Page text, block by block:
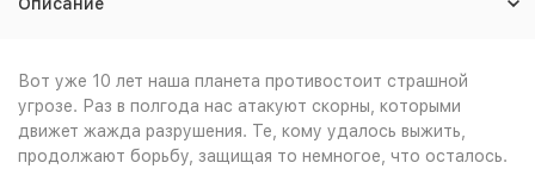
Вот уже 10 лет наша планета противостоит страшной
угрозе. Раз в полгода нас атакуют скорны, которыми
движет жажда разрушения. Те, кому удалось выжить,
продолжают борьбу, защищая то немногое, что осталось.